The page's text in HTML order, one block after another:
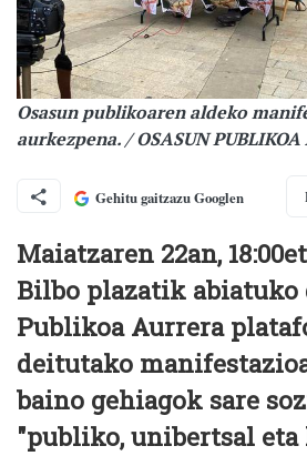
Osasun publikoaren aldeko
aurkezpena. / OSASUN PUBLIKOA
Gehitu gaitzazu Googlen
Maiatzaren 22an,
Bilbo plazatik abiatuko
Publikoa Aurrera
deitutako
baino gehiagok sare
"publiko, unibertsal